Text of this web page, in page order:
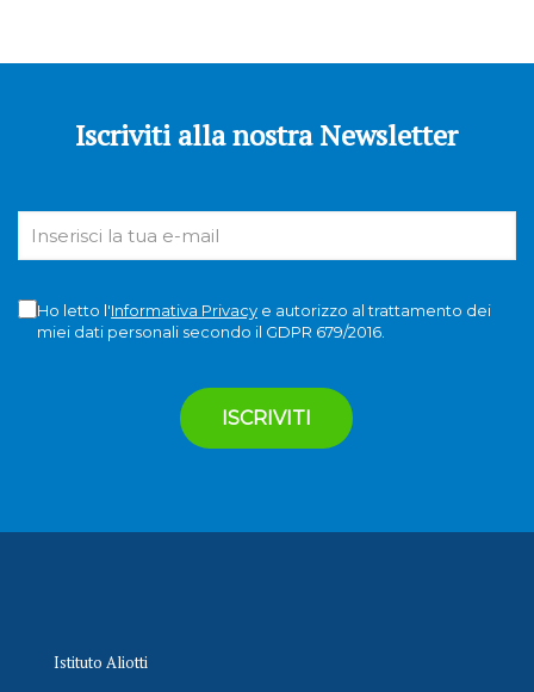
Iscriviti alla nostra Newsletter
Ho letto l'Informativa Privacye autorizzo al trattamento dei
miei dati personali secondo il GDPR 679/2016.
Istituto Aliotti